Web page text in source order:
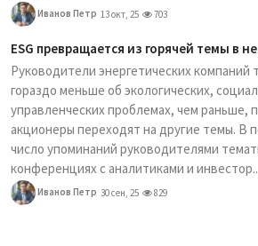
Иванов Петр 13 окт, 25 703
ESG превращается из горячей темы в
Руководители энергетических компаний
гораздо меньше об экологических,
управленческих проблемах, чем раньше,
акционеры переходят на другие темы. В
число упоминаний руководителями
конференциях с аналитиками и
Иванов Петр 30 сен, 25 829